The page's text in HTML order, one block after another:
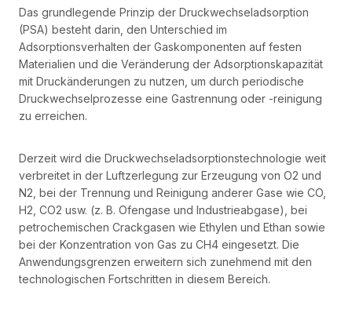
Das grundlegende Prinzip der Druckwechseladsorption
(PSA) besteht darin, den Unterschied im
Adsorptionsverhalten der Gaskomponenten auf festen
Materialien und die Veränderung der Adsorptionskapazität
mit Druckänderungen zu nutzen, um durch periodische
Druckwechselprozesse eine Gastrennung oder -reinigung
zu erreichen.
Derzeit wird die Druckwechseladsorptionstechnologie weit
verbreitet in der Luftzerlegung zur Erzeugung von O2 und
N2, bei der Trennung und Reinigung anderer Gase wie CO,
H2, CO2 usw. (z. B. Ofengase und Industrieabgase), bei
petrochemischen Crackgasen wie Ethylen und Ethan sowie
bei der Konzentration von Gas zu CH4 eingesetzt. Die
Anwendungsgrenzen erweitern sich zunehmend mit den
technologischen Fortschritten in diesem Bereich.